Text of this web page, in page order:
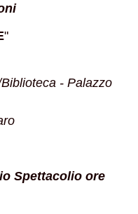
"
- Palazzo
Spettacolio ore